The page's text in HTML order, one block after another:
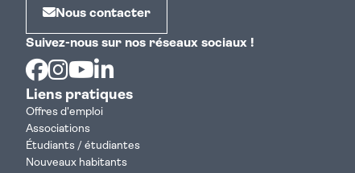
Nous contacter
Suivez-nous sur nos réseaux sociaux !
Facebook
Instagram
Youtube
Liens pratiques
Offres d'emploi
Associations
Étudiants / étudiantes
Nouveaux habitants